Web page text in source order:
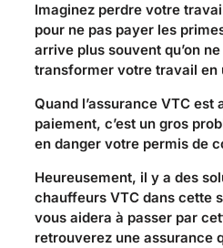
Imaginez perdre votre
pour ne pas payer les
arrive plus souvent qu’on
transformer votre travail en
Quand l’assurance VTC est
paiement, c’est un gros
en danger votre permis de
Heureusement, il y a des
chauffeurs VTC dans cette
vous aidera à passer par
retrouverez une assurance